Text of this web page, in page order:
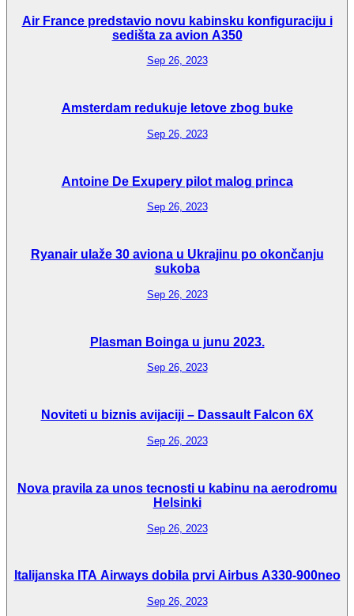
Air France predstavio novu kabinsku konfiguraciju i
sedišta za avion A350
Sep 26, 2023
Amsterdam redukuje letove zbog buke
Sep 26, 2023
Antoine De Exupery pilot malog princa
Sep 26, 2023
Ryanair ulaže 30 aviona u Ukrajinu po okončanju
sukoba
Sep 26, 2023
Plasman Boinga u junu 2023.
Sep 26, 2023
Noviteti u biznis avijaciji – Dassault Falcon 6X
Sep 26, 2023
Nova pravila za unos tecnosti u kabinu na aerodromu
Helsinki
Sep 26, 2023
Italijanska ITA Airways dobila prvi Airbus A330-900neo
Sep 26, 2023